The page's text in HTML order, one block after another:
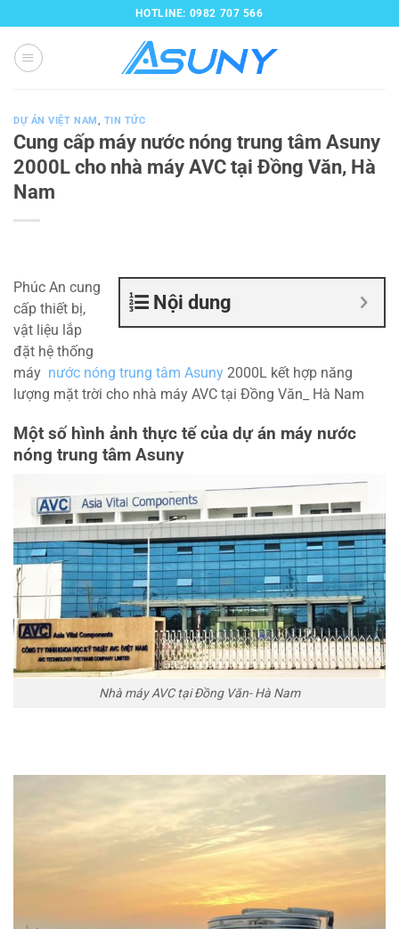
qua
nội
dung
HOTLINE: 0982 707 566
DỰ ÁN VIỆT NAM, TIN TỨC
Cung cấp máy nước nóng trung tâm Asuny
2000L cho nhà máy AVC tại Đồng Văn, Hà
Nam
Nội dung
Phúc An cung
cấp thiết bị,
vật liệu lắp
đặt hệ thống
máy nước nóng trung tâm Asuny 2000L kết hợp năng
lượng mặt trời cho nhà máy AVC tại Đồng Văn_ Hà Nam
Một số hình ảnh thực tế của dự án máy nước
nóng trung tâm Asuny
Nhà máy AVC tại Đồng Văn- Hà Nam